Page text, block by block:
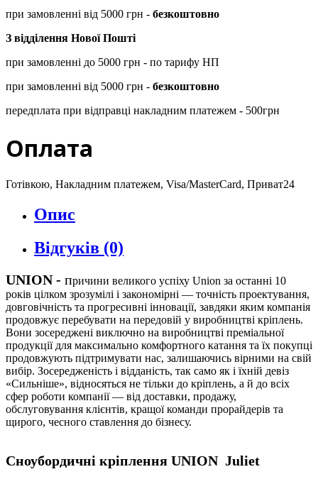
при замовленні від 5000 грн - безкоштовно
З відділення Нової Пошті
при замовленні до 5000 грн - по тарифу НП
при замовленні від 5000 грн - безкоштовно
передплата при відправці накладним платежем - 500грн
Оплата
Готівкою, Накладним платежем, Visa/MasterCard, Приват24
Опис
Відгуків (0)
UNION- причини великого успіху Union за останні 10
років цілком зрозумілі і закономірні — точність проектування,
довговічність та прогресивні інновації, завдяки яким компанія
продовжує перебувати на передовій у виробництві кріплень.
Вони зосереджені виключно на виробництві преміальної
продукції для максимально комфортного катання та їх покупці
продовжують підтримувати нас, залишаючись вірними на свій
вибір. Зосередженість і відданість, так само як і їхній девіз
«Сильніше», відносяться не тільки до кріплень, а й до всіх
сфер роботи компанії — від доставки, продажу,
обслуговування клієнтів, кращої команди прорайдерів та
щирого, чесного ставлення до бізнесу.
Сноубордичні кріплення UNION Juliet